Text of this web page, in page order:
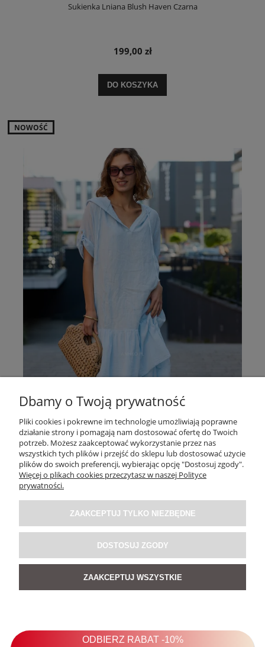
Sukienka Lniana Blush Haven Czarna
199,00 zł
DO KOSZYKA
Sukienka Lniana Blush Haven Baby Blue
NOWOŚĆ
Dbamy o Twoją prywatność
Pliki cookies i pokrewne im technologie umożliwiają poprawne
działanie strony i pomagają nam dostosować ofertę do Twoich
potrzeb. Możesz zaakceptować wykorzystanie przez nas
wszystkich tych plików i przejść do sklepu lub dostosować użycie
plików do swoich preferencji, wybierając opcję "Dostosuj zgody".
Więcej o plikach cookies przeczytasz w naszej Polityce
prywatności.
ZAAKCEPTUJ TYLKO NIEZBĘDNE
DOSTOSUJ ZGODY
ZAAKCEPTUJ WSZYSTKIE